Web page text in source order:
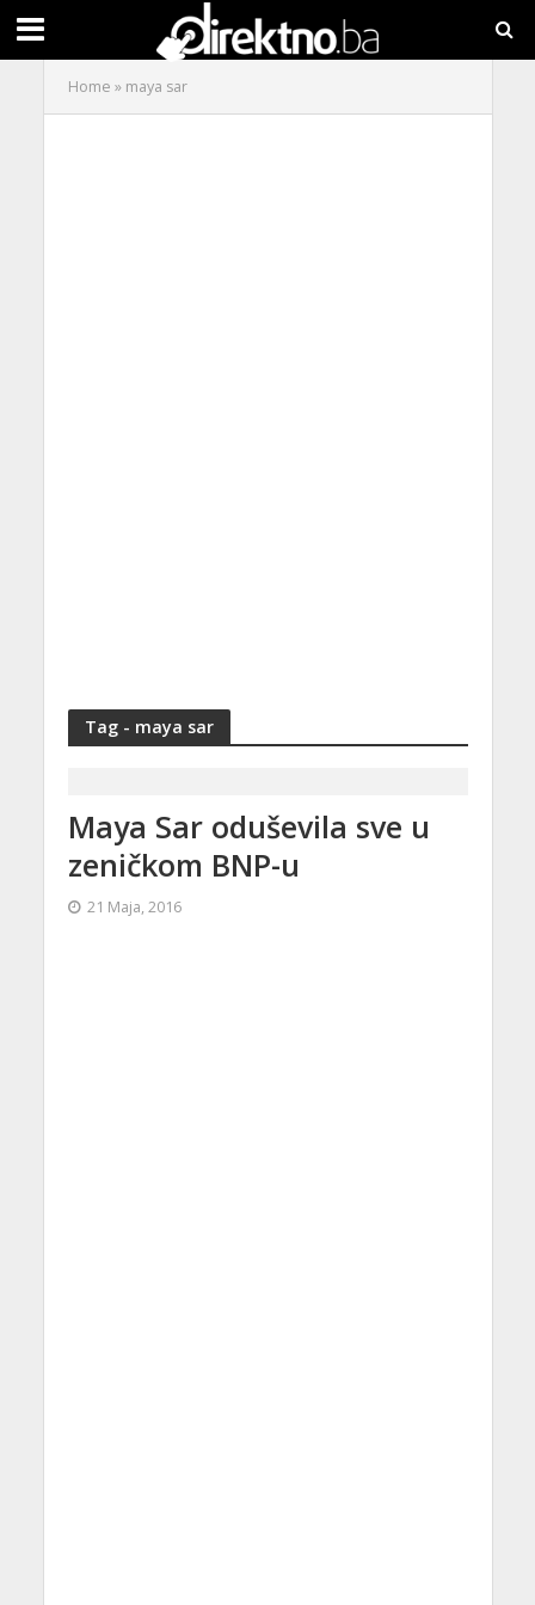
Home » maya sar
Tag - maya sar
Maya Sar oduševila sve u
zeničkom BNP-u
21 Maja, 2016